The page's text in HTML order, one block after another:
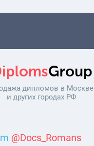
Group
дипломов в Москве
и других городах РФ
@Docs_Romans